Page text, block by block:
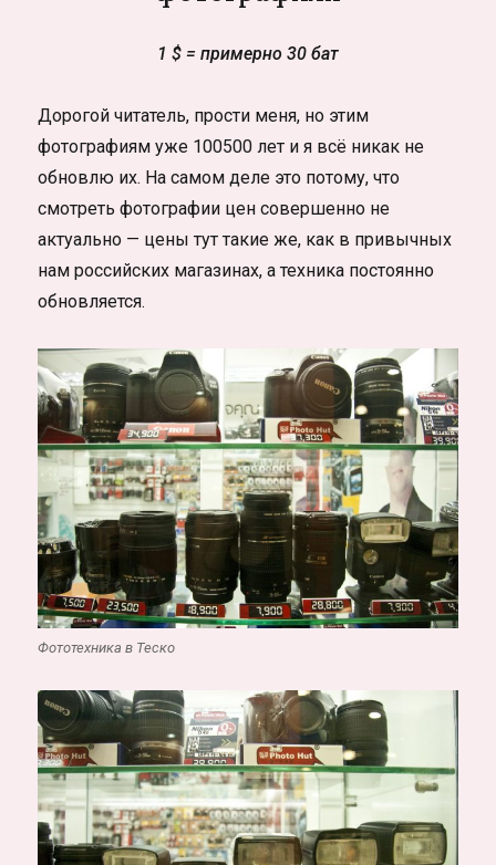
1 $ = примерно 30 бат
Дорогой читатель, прости меня, но этим
фотографиям уже 100500 лет и я всё никак не
обновлю их. На самом деле это потому, что
смотреть фотографии цен совершенно не
актуально — цены тут такие же, как в привычных
нам российских магазинах, а техника постоянно
обновляется.
Фототехника в Теско